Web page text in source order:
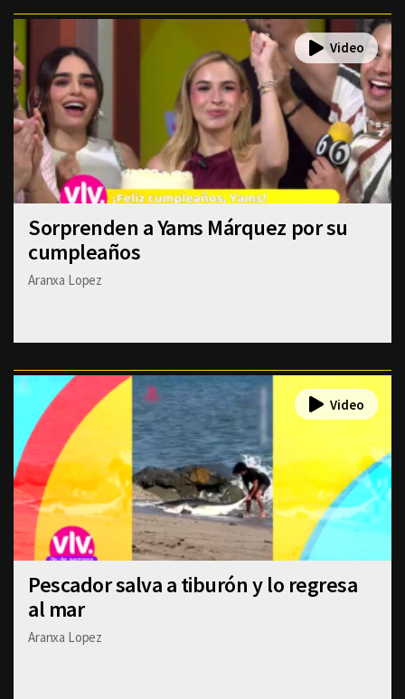
Sorprenden a Yams Márquez por su
cumpleaños
Aranxa Lopez
Pescador salva a tiburón y lo regresa
al mar
Aranxa Lopez